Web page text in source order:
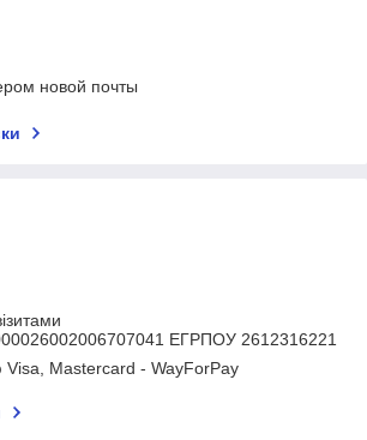
новой почты
ЕГРПОУ 2612316221
Visa, Mastercard - WayForPay